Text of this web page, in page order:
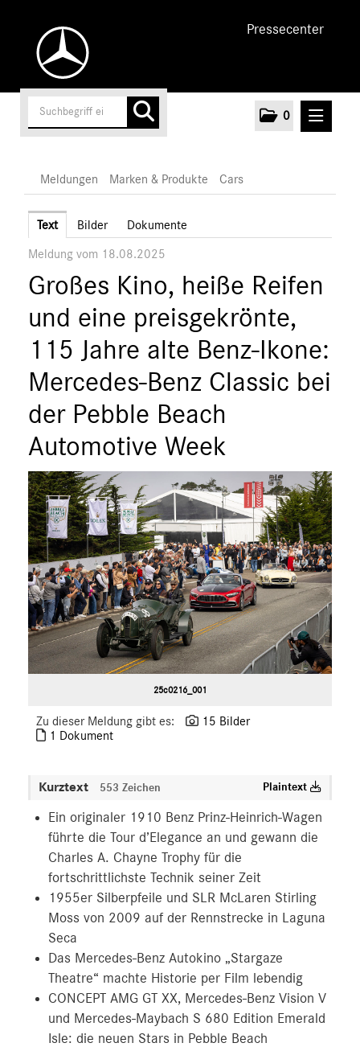
Pressecenter
0
Unternehmen
Cars
AMG
Maybach
Mercedes-Benz
smart
Vans
Marken & Produkte
MEDIA
ÜBER UNS
ANSPRECHPARTNER
Meldungen Marken & Produkte Cars
Text Bilder Dokumente
Meldung vom 18.08.2025
Großes Kino, heiße Reifen
und eine preisgekrönte,
115 Jahre alte Benz-Ikone:
Mercedes-Benz Classic bei
der Pebble Beach
Automotive Week
25c0216_001
Zu dieser Meldung gibt es:
15 Bilder
1 Dokument
Kurztext 553 Zeichen Plaintext
Ein originaler 1910 Benz Prinz-Heinrich-Wagen
führte die Tour d’Elegance an und gewann die
Charles A. Chayne Trophy für die
fortschrittlichste Technik seiner Zeit
1955er Silberpfeile und SLR McLaren Stirling
Moss von 2009 auf der Rennstrecke in Laguna
Seca
Das Mercedes-Benz Autokino „Stargaze
Theatre“ machte Historie per Film lebendig
CONCEPT AMG GT XX, Mercedes-Benz Vision V
und Mercedes-Maybach S 680 Edition Emerald
Isle: die neuen Stars in Pebble Beach